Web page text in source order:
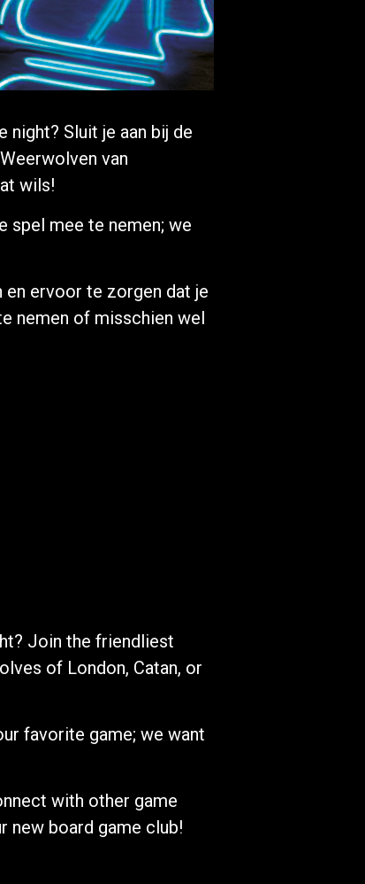
night? Sluit je aan bij de
van
wils!
spel mee te nemen; we
ervoor te zorgen dat je
nemen of misschien wel
Join the friendliest
of London, Catan, or
favorite game; we want
with other game
new board game club!